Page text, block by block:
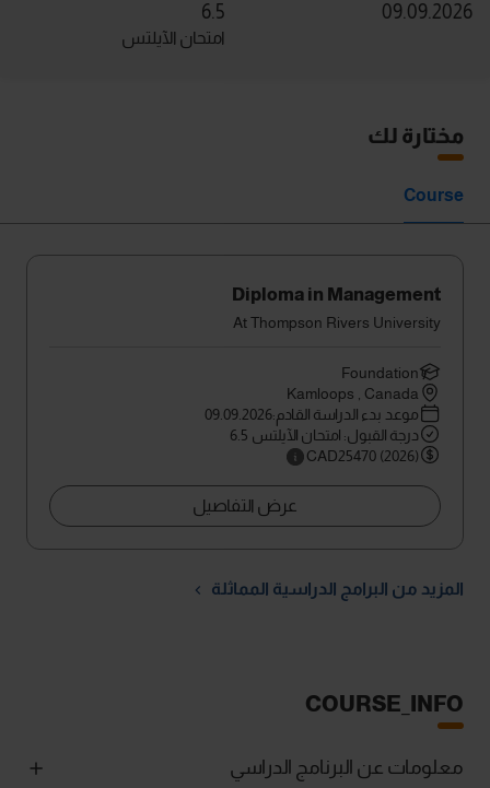
09.09.2026
6.5
امتحان الآيلتس
مختارة لك
Course
Diploma in Management
At Thompson Rivers University
Foundation
Kamloops , Canada
موعد بدء الدراسة القادم:09.09.2026
درجة القبول: امتحان الآيلتس 6.5
CAD25470 (2026)
عرض التفاصيل
المزيد من البرامج الدراسية المماثلة
COURSE_INFO
معلومات عن البرنامج الدراسي